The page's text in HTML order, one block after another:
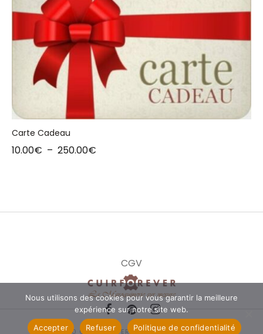
Carte Cadeau
10.00€ – 250.00€
CGV
© 2020 CUIRFOREVER. ALL RIGHTS RESERVED.
Nous utilisons des cookies pour vous garantir la meilleure
expérience sur notre site web.
Accepter
Refuser Politique de confidentialité